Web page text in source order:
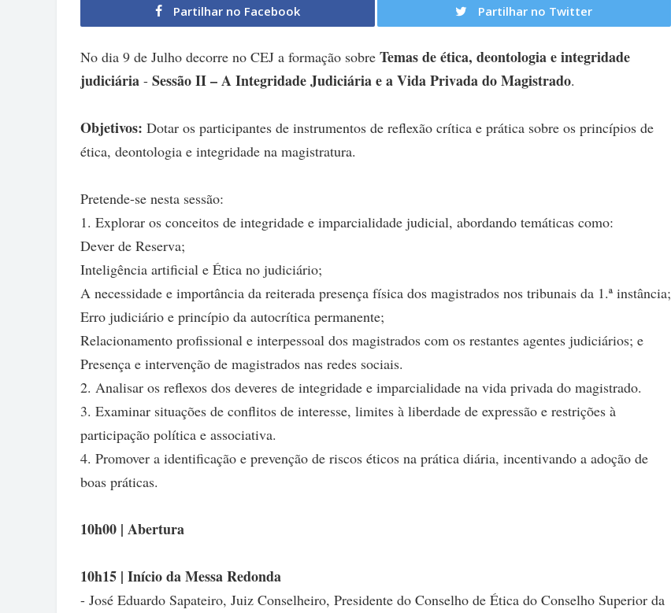
Partilhar no Facebook Partilhar no Twitter
No dia 9 de Julho decorre no CEJ a formação sobre Temas de ética, deontologia e integridade
judiciária - Sessão II – A Integridade Judiciária e a Vida Privada do Magistrado.
Objetivos: Dotar os participantes de instrumentos de reflexão crítica e prática sobre os princípios de
ética, deontologia e integridade na magistratura.
Pretende-se nesta sessão:
1. Explorar os conceitos de integridade e imparcialidade judicial, abordando temáticas como:
Dever de Reserva;
Inteligência artificial e Ética no judiciário;
A necessidade e importância da reiterada presença física dos magistrados nos tribunais da 1.ª instância;
Erro judiciário e princípio da autocrítica permanente;
Relacionamento profissional e interpessoal dos magistrados com os restantes agentes judiciários; e
Presença e intervenção de magistrados nas redes sociais.
2. Analisar os reflexos dos deveres de integridade e imparcialidade na vida privada do magistrado.
3. Examinar situações de conflitos de interesse, limites à liberdade de expressão e restrições à
participação política e associativa.
4. Promover a identificação e prevenção de riscos éticos na prática diária, incentivando a adoção de
boas práticas.
10h00 | Abertura
10h15 | Início da Messa Redonda
- José Eduardo Sapateiro, Juiz Conselheiro, Presidente do Conselho de Ética do Conselho Superior da